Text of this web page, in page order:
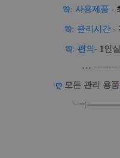
ఇ: 사용제 품 -
ఇ: 관리 시 간 -
ఇ: 편의 - 1인실
… ---------
ღ 모든 관리 용품
╰╼|══════